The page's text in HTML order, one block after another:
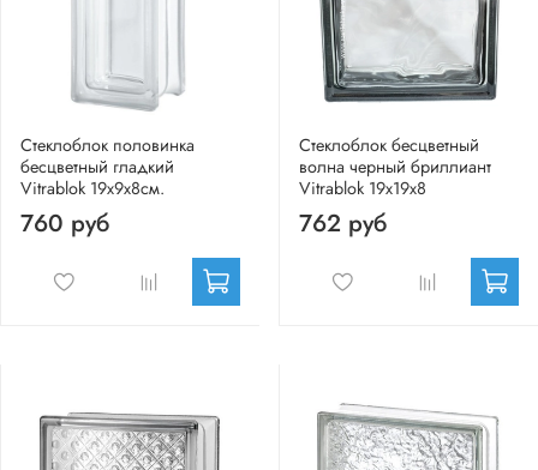
Стеклоблок половинка
бесцветный гладкий
Vitrablok 19х9х8см.
760 руб
Стеклоблок бесцветный
волна черный бриллиант
Vitrablok 19х19х8
762 руб